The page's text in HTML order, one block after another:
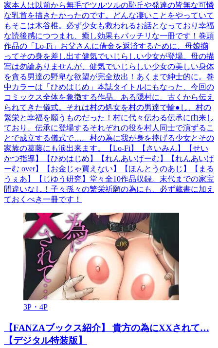
家本人は以前から無毛でツルツルの恥丘や発達の皆無な可憐
な乳首を描きたかったのです。どんな凄いことをやっていて
もそこは木谷椎。必ず少女も救われるお話となっており幸福
な読後感につつまれ、癒し効果もバッチリな一冊です！巻頭
作品の「Lo-Fi」お父さんに借金を返済するために、母娘揃
ってその身を差し出す健気でいじらしい少女が登場。母の描
写は勿論ありませんが、健気でいじらしい少女の美しい身体
を貪る男達の野卑な欲望が完全放出！あくまで紳士的に。巻
中カラーは「ひめはじめ」本誌タイトルにもなった、今回の
コミックス全体を象徴する作品。ある隠村に、古くから伝え
られてきた儀式。それは村の処女を村の男達で輪●し、村の
繁栄と幸福を願うものだった！村に代々伝わる伝承に由来し
ており、伝承に登場するそれぞれの役を村人同士で演ずるこ
とで成立する儀式で…。村の為に我が身を捧げる少女とその
家族の葛藤にも涙出来ます。【Lo-Fi】【さいみん】【せい
かつ指導】【ひめはじめ】【れんあいげーむ】【れんあいげ
ーむ over】【お金じゃ買えない】【ほんとうのあじ】【まる
うぇあ】【じゆう研究】堂々全10作品収録。末代までの家宝
間違いなし！子々孫々の繁栄祈願の為にも、必ず蔵書に加え
ておくべき一冊です！
3P・4P
【FANZAブックス紹介】 貴方の為にXXされて…
【デジタル特装版】